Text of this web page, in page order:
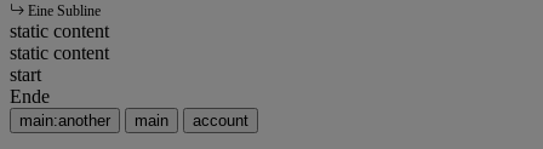
Eine Subline
static content
static content
start
Ende
main:another main account